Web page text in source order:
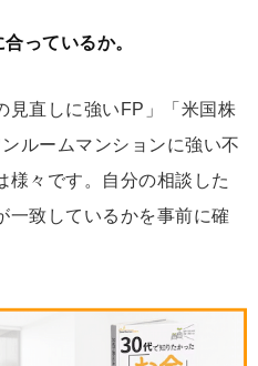
っているか。
見直しに強いFP」「米国株
ルームマンションに強い不
様々です。自分の相談した
一致しているかを事前に確